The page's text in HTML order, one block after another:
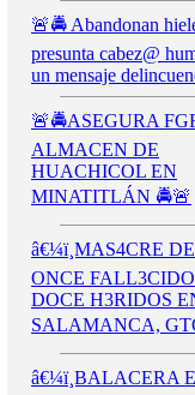
🚨🚔 Abandonan
presunta cabez@
un mensaje
🚨🚔ASEGURA
ALMACEN DE
HUACHICOL EN
MINATITLÁN 🚔🚨
â€¼ï¸MAS4CRE
ONCE
DOCE H3RIDOS
SALAMANCA,
â€¼ï¸BALACERA